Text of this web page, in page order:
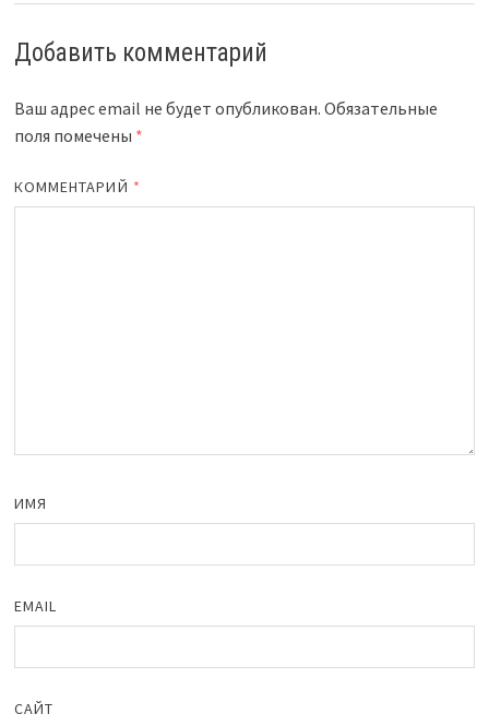
Добавить комментарий
Ваш адрес email не будет опубликован. Обязательные
поля помечены *
КОММЕНТАРИЙ *
ИМЯ
EMAIL
САЙТ